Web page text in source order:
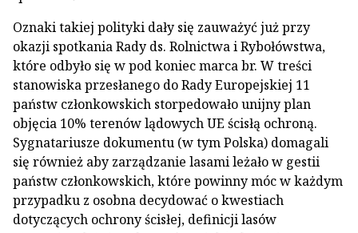
Oznaki takiej polityki dały się zauważyć już przy
okazji spotkania Rady ds. Rolnictwa i Rybołówstwa,
które odbyło się w pod koniec marca br. W treści
stanowiska przesłanego do Rady Europejskiej 11
państw członkowskich storpedowało unijny plan
objęcia 10% terenów lądowych UE ścisłą ochroną.
Sygnatariusze dokumentu (w tym Polska) domagali
się również aby zarządzanie lasami leżało w gestii
państw członkowskich, które powinny móc w każdym
przypadku z osobna decydować o kwestiach
dotyczących ochrony ścisłej, definicji lasów